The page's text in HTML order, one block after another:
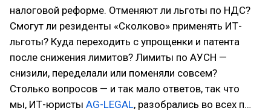
налоговой реформе. Отменяют ли льготы по НДС?
Смогут ли резиденты «Сколково» применять ИТ-
льготы? Куда переходить с упрощенки и патента
после снижения лимитов? Лимиты по АУСН —
снизили, переделали или поменяли совсем?
Столько вопросов — и так мало ответов, так что
мы, ИТ-юристы AG-LEGAL, разобрались во всех п…